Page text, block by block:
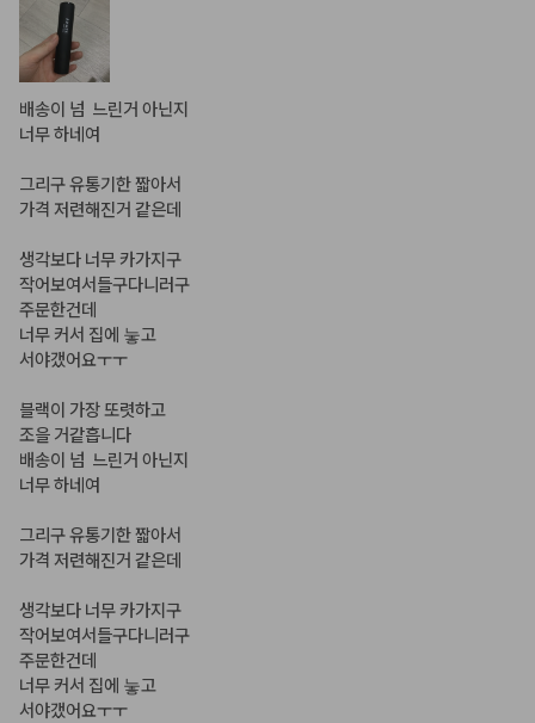
배송이 넘  느린거 아닌지
너무 하네여
그리구 유통기한 짧아서
가격 저련해진거 같은데
생각보다 너무 카가지구
작어보여서들구다니러구
주문한건데
너무 커서 집에 눟고
서야갰어요ㅜㅜ
블랙이 가장 또렷하고
조을 거같흡니다
배송이 넘  느린거 아닌지
너무 하네여
그리구 유통기한 짧아서
가격 저련해진거 같은데
생각보다 너무 카가지구
작어보여서들구다니러구
주문한건데
너무 커서 집에 눟고
서야갰어요ㅜㅜ